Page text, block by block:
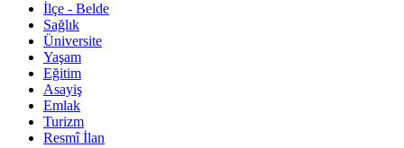
İlçe - Belde
Sağlık
Üniversite
Yaşam
Eğitim
Asayiş
Emlak
Turizm
Resmî İlan